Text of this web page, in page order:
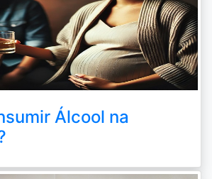
Álcool na